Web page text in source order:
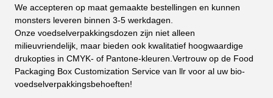
We accepteren op maat gemaakte bestellingen en kunnen
monsters leveren binnen 3-5 werkdagen.
Onze voedselverpakkingsdozen zijn niet alleen
milieuvriendelijk, maar bieden ook kwalitatief hoogwaardige
drukopties in CMYK- of Pantone-kleuren.Vertrouw op de Food
Packaging Box Customization Service van llr voor al uw bio-
voedselverpakkingsbehoeften!